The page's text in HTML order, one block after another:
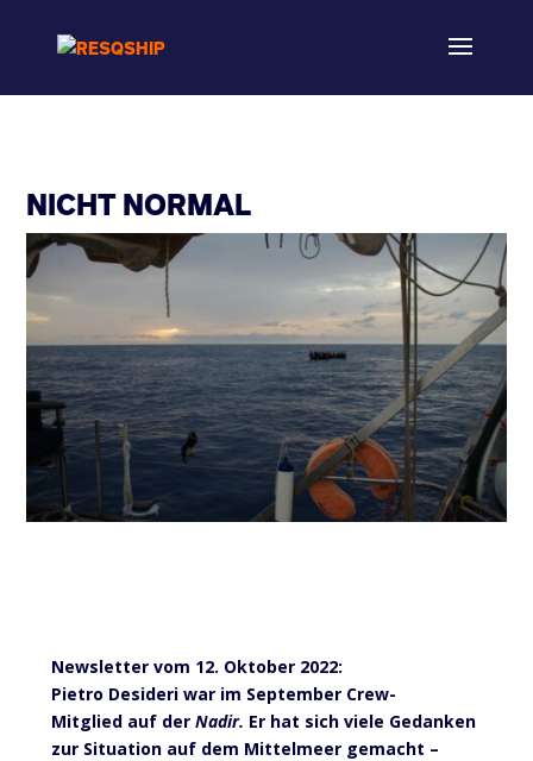
NICHT NORMAL
Newsletter vom 12. Oktober 2022:
Pietro Desideri war im September Crew-
Mitglied auf der Nadir. Er hat sich viele Gedanken
zur Situation auf dem Mittelmeer gemacht –